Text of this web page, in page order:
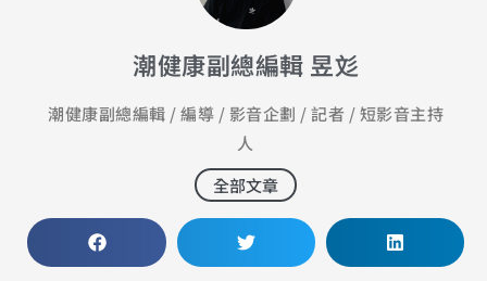
潮健康副總編輯 昱彣
潮健康副總編輯 / 編導 / 影音企劃 / 記者 / 短影音主持
人
全部文章